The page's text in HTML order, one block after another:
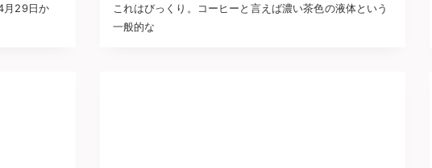
月29日か
これはびっくり。コーヒーと言えば濃い茶色の液体という
一般的な